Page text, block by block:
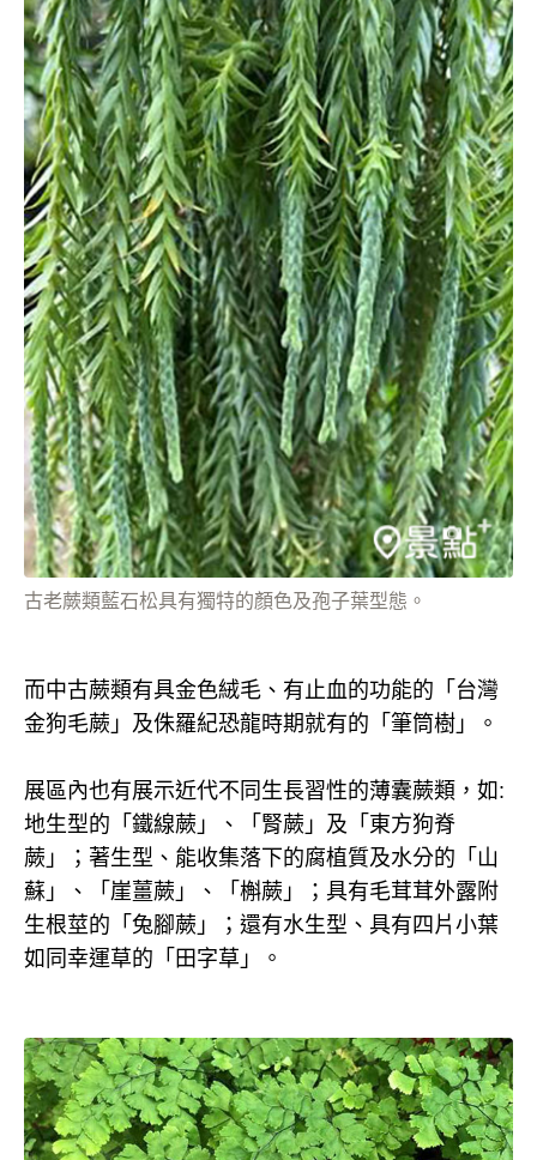
古老蕨類藍石松具有獨特的顏色及孢子葉型態。
而中古蕨類有具金色絨毛、有止血的功能的「台灣
金狗毛蕨」及侏羅紀恐龍時期就有的「筆筒樹」。
展區內也有展示近代不同生長習性的薄囊蕨類，如:
地生型的「鐵線蕨」、「腎蕨」及「東方狗脊
蕨」；著生型、能收集落下的腐植質及水分的「山
蘇」、「崖薑蕨」、「槲蕨」；具有毛茸茸外露附
生根莖的「兔腳蕨」；還有水生型、具有四片小葉
如同幸運草的「田字草」。